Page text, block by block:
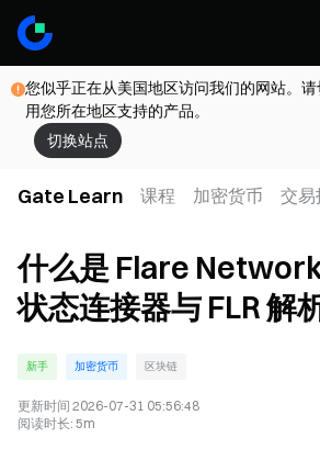
您似乎正在从美国地区访问我们的网站。
用您所在地区支持的产品。
切换站点
Gate Learn 课程 加密货币 交易
什么是 Flare Network
状态连接器与 FLR 解
新手 加密货币 区块链
更新时间 2026-07-31 05:56:48
阅读时长: 5m